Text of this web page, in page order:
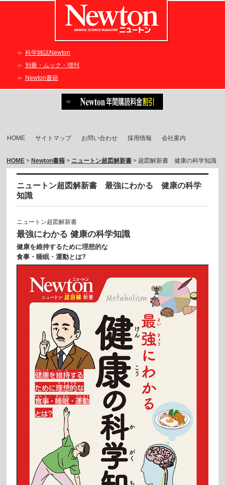
科学雑誌Newton
別冊・ムック・増刊
Newton書籍
HOME サイトマップ お問い合わせ 採用情報 会社案内
HOME> Newton書籍> ニュートン超図解新書> 超図解新書 健康の科学知識
ニュートン超図解新書 最強にわかる 健康の科学
知識
ニュートン超図解新書
最強にわかる 健康の科学知識
健康を維持するために理想的な
食事・睡眠・運動とは?